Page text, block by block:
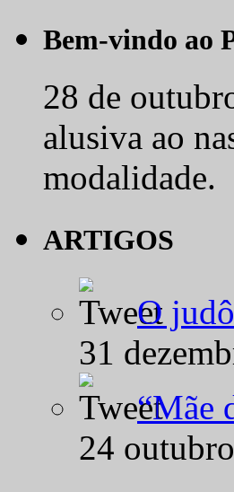
Bem-vindo ao
28 de
alusiva ao
modalidade.
ARTIGOS
O
31
“Mãe
24